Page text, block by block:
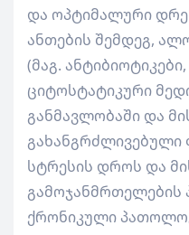
და ოპტიმალური
ანთების შემდეგ,
(მაგ.
ციტოსტატიკური
განმავლობაში და
სტრესის დროს და
გამოჯანმრთელების
ქრონიკული